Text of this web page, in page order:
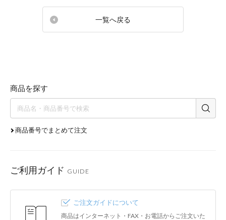
一覧へ戻る
商品を探す
商品番号でまとめて注文
ご利用ガイド GUIDE
ご注文ガイドについて
商品はインターネット・FAX・お電話からご注文いた